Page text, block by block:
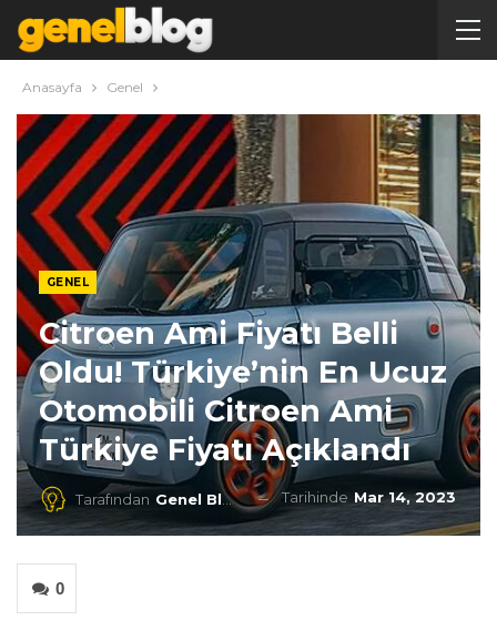
Anasayfa Genel
GENEL
Citroen Ami Fiyatı Belli
Oldu! Türkiye’nin En Ucuz
Otomobili Citroen Ami
Türkiye Fiyatı Açıklandı
Tarafından Genel Blog Tarihinde Mar 14, 2023
0